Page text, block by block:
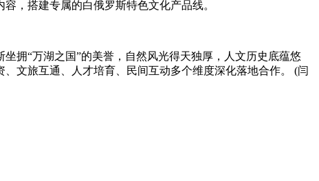
，搭建专属的白俄罗斯特色文化产品线。
拥“万湖之国”的美誉，自然风光得天独厚，人文历史底蕴悠
文旅互通、人才培育、民间互动多个维度深化落地合作。
(闫